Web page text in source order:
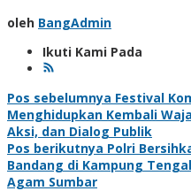
oleh BangAdmin
Ikuti Kami Pada
Navigasi
pos
Pos sebelumnya Festival
Menghidupkan Kembali
Aksi, dan Dialog Publik
Pos berikutnya Polri
Bandang di Kampung
Agam Sumbar